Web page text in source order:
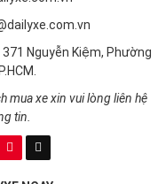
Nguyễn Kiệm, Phường
mua xe xin vui lòng liên hệ
tin.